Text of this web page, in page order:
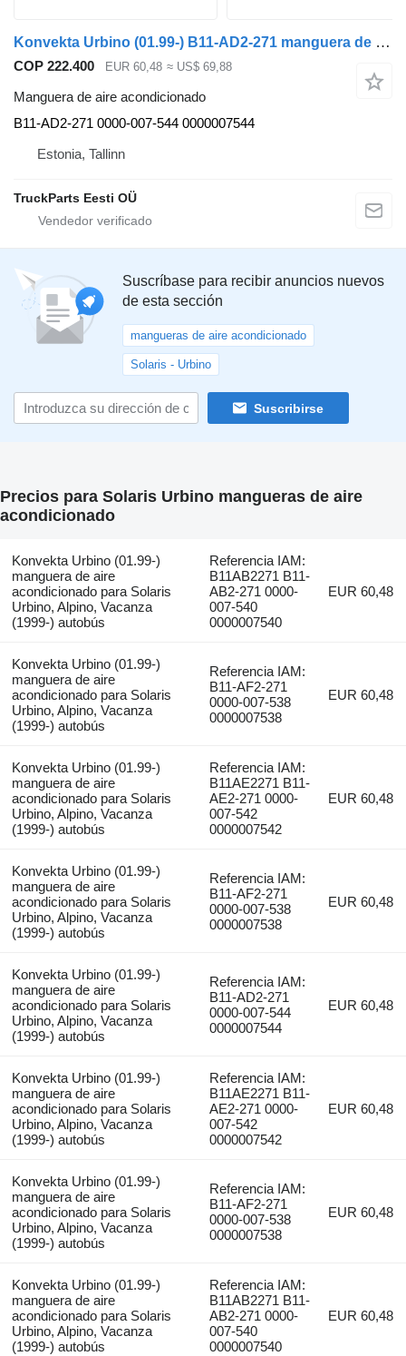
Konvekta Urbino (01.99-) B11-AD2-271 manguera de aire acondicionado para Solaris Urbino, Alpino, Vacanza (1999-) autobús
COP 222.400 EUR 60,48 ≈ US$ 69,88
Manguera de aire acondicionado
B11-AD2-271 0000-007-544 0000007544
Estonia, Tallinn
TruckParts Eesti OÜ
Suscríbase para recibir anuncios nuevos
de esta sección
mangueras de aire acondicionado
Solaris - Urbino
Suscribirse
Precios para Solaris Urbino mangueras de aire
acondicionado
Konvekta Urbino (01.99-)
manguera de aire
acondicionado para Solaris
Urbino, Alpino, Vacanza
(1999-) autobús
Referencia IAM:
B11AB2271 B11-
AB2-271 0000-
007-540
0000007540
EUR 60,48
Konvekta Urbino (01.99-)
manguera de aire
acondicionado para Solaris
Urbino, Alpino, Vacanza
(1999-) autobús
Referencia IAM:
B11-AF2-271
0000-007-538
0000007538
EUR 60,48
Konvekta Urbino (01.99-)
manguera de aire
acondicionado para Solaris
Urbino, Alpino, Vacanza
(1999-) autobús
Referencia IAM:
B11AE2271 B11-
AE2-271 0000-
007-542
0000007542
EUR 60,48
Konvekta Urbino (01.99-)
manguera de aire
acondicionado para Solaris
Urbino, Alpino, Vacanza
(1999-) autobús
Referencia IAM:
B11-AF2-271
0000-007-538
0000007538
EUR 60,48
Konvekta Urbino (01.99-)
manguera de aire
acondicionado para Solaris
Urbino, Alpino, Vacanza
(1999-) autobús
Referencia IAM:
B11-AD2-271
0000-007-544
0000007544
EUR 60,48
Konvekta Urbino (01.99-)
manguera de aire
acondicionado para Solaris
Urbino, Alpino, Vacanza
(1999-) autobús
Referencia IAM:
B11AE2271 B11-
AE2-271 0000-
007-542
0000007542
EUR 60,48
Konvekta Urbino (01.99-)
manguera de aire
acondicionado para Solaris
Urbino, Alpino, Vacanza
(1999-) autobús
Referencia IAM:
B11-AF2-271
0000-007-538
0000007538
EUR 60,48
Konvekta Urbino (01.99-)
manguera de aire
acondicionado para Solaris
Urbino, Alpino, Vacanza
(1999-) autobús
Referencia IAM:
B11AB2271 B11-
AB2-271 0000-
007-540
0000007540
EUR 60,48